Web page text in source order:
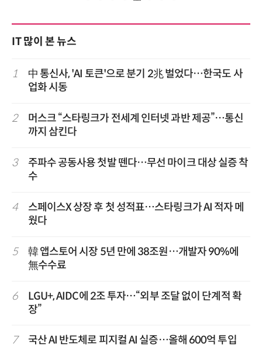
IT 많이 본 뉴스
1
中 통신사, 'AI 토큰'으로 분기 2兆 벌었다…한국도 사
업화 시동
2
머스크 “스타링크가 전세계 인터넷 과반 제공”…통신
까지 삼킨다
3
주파수 공동사용 첫발 뗀다…무선 마이크 대상 실증 착
수
4
스페이스X 상장 후 첫 성적표…스타링크가 AI 적자 메
웠다
5
韓 앱스토어 시장 5년 만에 38조원…개발자 90%에
無수수료
6
LGU+, AIDC에 2조 투자…“외부 조달 없이 단계적 확
장”
7 국산 AI 반도체로 피지컬 AI 실증…올해 600억 투입